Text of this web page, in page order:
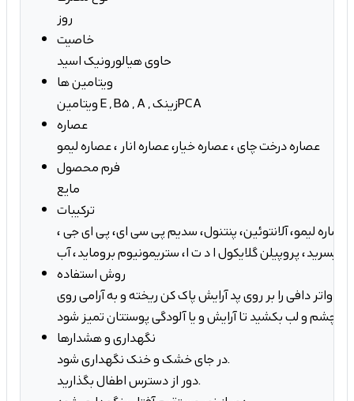
روز
خاصیت
حاوی هیالورونیک اسید
ویتامین ها
ویتامین E , B5 , A , زینکPCA
عصاره
عصاره درخت چای ، عصاره خیار، عصاره انار ، عصاره لیمو
فرم محصول
مایع
ترکیبات
عصاره لیمو، آلانتوئین، پنتنول، سدیم پی سی ای، پی ای جی ،
روش استفاده
واتر دافی را بر روی پد آرایش پاک کن ریخته و به آرامی روی
چشم و لب بکشید تا آرایش و یا آلودگی پوستتان تمیز شود
نگهداری و هشدارها
در جای خشک و خنک نگهداری شود.
دور از دسترس اطفال بگذارید.